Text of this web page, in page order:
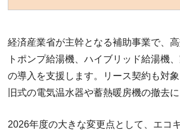
経済産業省が主幹となる補助事業で、
トポンプ給湯機、ハイブリッド給湯機
の導入を支援します。リース契約も対
旧式の電気温水器や蓄熱暖房機の撤去
2026年度の大きな変更点として、エコ